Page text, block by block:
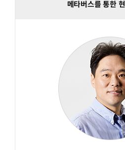
메타버스를 통한